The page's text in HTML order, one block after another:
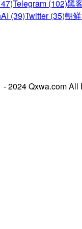
Telegram (102)黑
(39)Twitter (35)朝
2024 Qxwa.com All